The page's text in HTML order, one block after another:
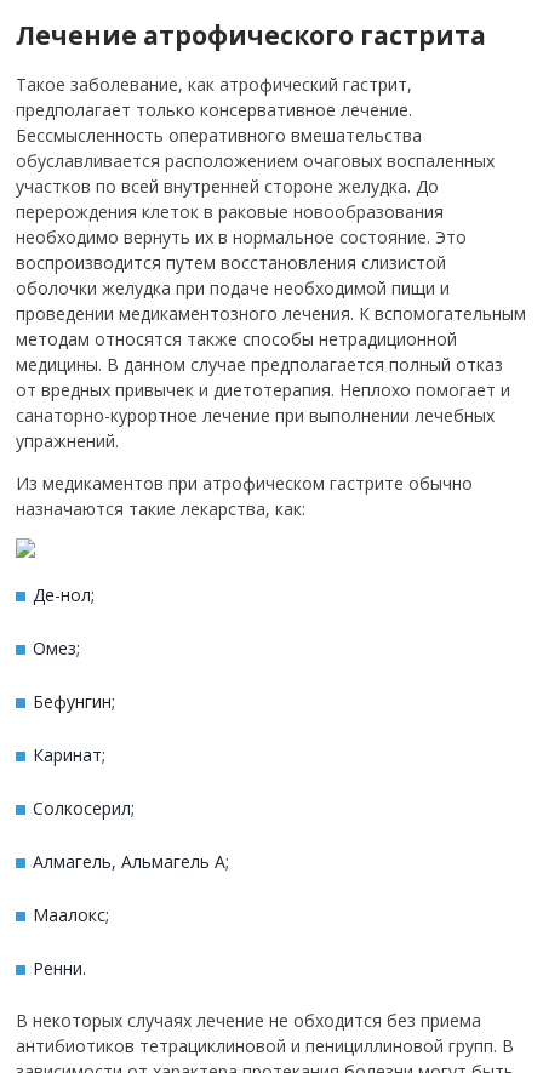
Лечение атрофического гастрита
Такое заболевание, как атрофический гастрит,
предполагает только консервативное лечение.
Бессмысленность оперативного вмешательства
обуславливается расположением очаговых воспаленных
участков по всей внутренней стороне желудка. До
перерождения клеток в раковые новообразования
необходимо вернуть их в нормальное состояние. Это
воспроизводится путем восстановления слизистой
оболочки желудка при подаче необходимой пищи и
проведении медикаментозного лечения. К вспомогательным
методам относятся также способы нетрадиционной
медицины. В данном случае предполагается полный отказ
от вредных привычек и диетотерапия. Неплохо помогает и
санаторно-курортное лечение при выполнении лечебных
упражнений.
Из медикаментов при атрофическом гастрите обычно
назначаются такие лекарства, как:
Де-нол;
Омез;
Бефунгин;
Каринат;
Солкосерил;
Алмагель, Альмагель А;
Маалокс;
Ренни.
В некоторых случаях лечение не обходится без приема
антибиотиков тетрациклиновой и пенициллиновой групп. В